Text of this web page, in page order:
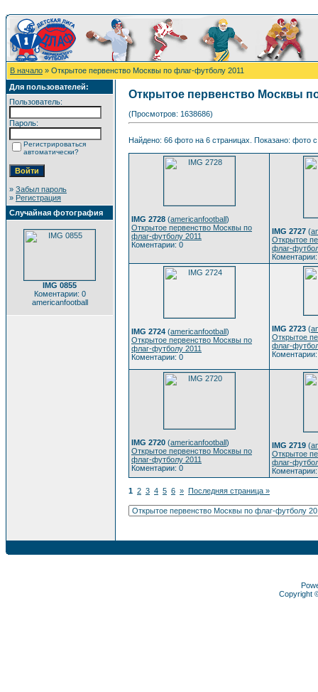
В начало » Открытое первенство Москвы по флаг-футболу 2011
Для пользователей:
Пользователь:
Пароль:
Регистрироваться
автоматически?
» Забыл пароль
» Регистрация
Случайная фотография
IMG 0855
Коментарии: 0
americanfootball
Открытое первенство Москвы
(Просмотров: 1638686)
Найдено: 66 фото на 6 страницах. Показано: фото
IMG 2728 (americanfootball)
Открытое первенство Москвы по
флаг-футболу 2011
Коментарии: 0
IMG 2727 (
Открытое
флаг-
IMG 2724 (americanfootball)
Открытое первенство Москвы по
флаг-футболу 2011
Коментарии: 0
IMG 2723 (
Открытое
флаг-
IMG 2720 (americanfootball)
Открытое первенство Москвы по
флаг-футболу 2011
Коментарии: 0
IMG 2719 (
Открытое
флаг-
1 2 3 4 5 6 » Последняя страница »
Copyright